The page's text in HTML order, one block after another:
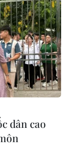
trái chiều
quanh các
chỉ số
đầu ngày
dân cao